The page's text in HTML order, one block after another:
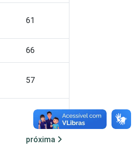
61
66
57
61
64
próxima